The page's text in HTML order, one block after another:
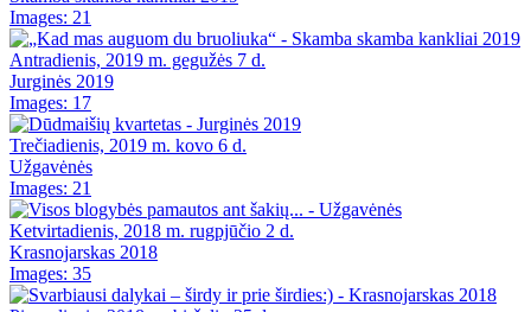
Images: 21
Antradienis, 2019 m. gegužės 7 d.
Jurginės 2019
Images: 17
Trečiadienis, 2019 m. kovo 6 d.
Užgavėnės
Images: 21
Ketvirtadienis, 2018 m. rugpjūčio 2 d.
Krasnojarskas 2018
Images: 35